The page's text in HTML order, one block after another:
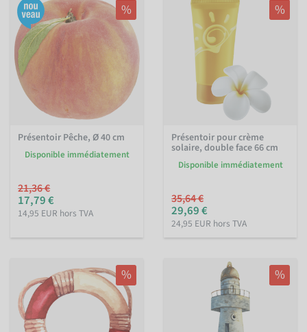
%
Présentoir Pêche, Ø 40 cm
Disponible immédiatement
21,36 €
17,79 €
14,95 EUR hors TVA
%
Présentoir pour crème
solaire, double face 66 cm
Disponible immédiatement
35,64 €
29,69 €
24,95 EUR hors TVA
% %